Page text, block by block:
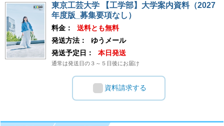
東京工芸大学 【工学部】大学案内資料（2027
年度版_募集要項なし）
料金：
送料とも無料
発送方法：
ゆうメール
発送予定日：
本日発送
通常は発送日の３～５日後にお届け
資料請求する